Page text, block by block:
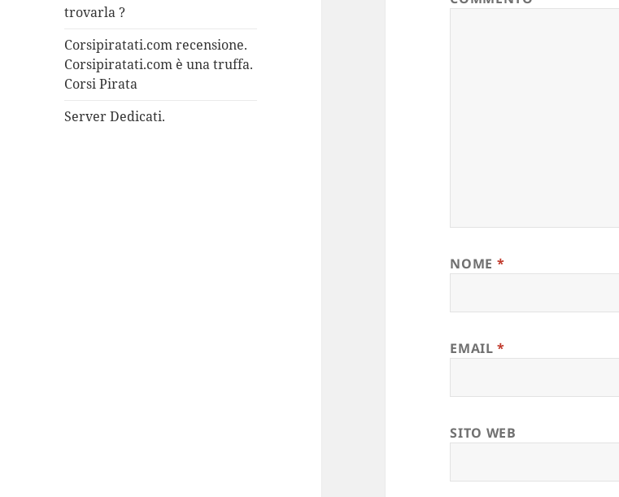
trovarla ?
Corsipiratati.com recensione.
Corsipiratati.com è una truffa.
Corsi Pirata
Server Dedicati.
NOME *
EMAIL*
SITO WEB